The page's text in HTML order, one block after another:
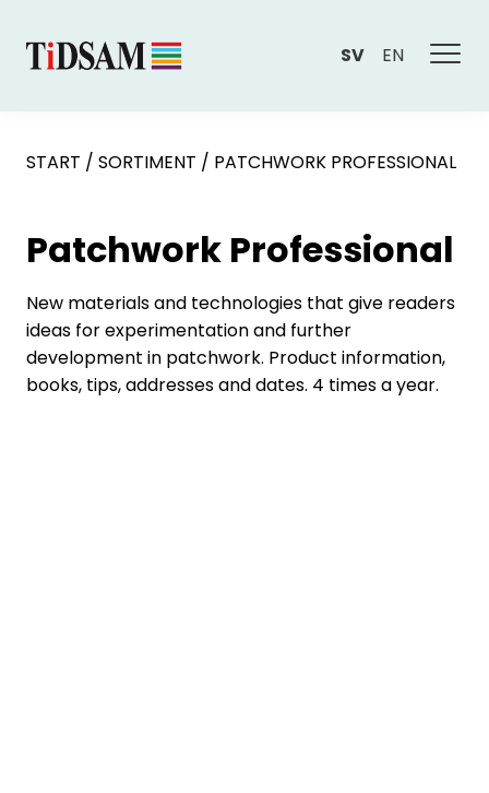
SV EN
START / SORTIMENT / PATCHWORK PROFESSIONAL
Patchwork Professional
New materials and technologies that give readers
ideas for experimentation and further
development in patchwork. Product information,
books, tips, addresses and dates. 4 times a year.